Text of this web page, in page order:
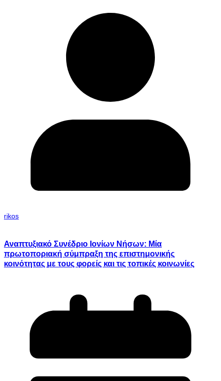
rikos
Αναπτυξιακό Συνέδριο Ιονίων Νήσων: Μία
πρωτοποριακή σύμπραξη της επιστημονικής
κοινότητας με τους φορείς και τις τοπικές κοινωνίες